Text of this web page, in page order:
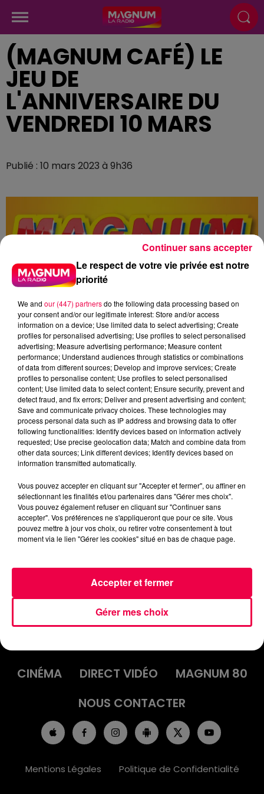
(MAGNUM CAFÉ) LE
JEU DE
L'ANNIVERSAIRE DU
VENDREDI 10 MARS
Publié : 10 mars 2023 à 9h36
Flash infos
Crédit :Flash infos
podcasts/2023/03/20230310-ANNIVERSAIRES.mp3
INFOS
EMISSIONS
CINÉMA
DIRECT VIDÉO
MAGNUM 80
NOUS CONTACTER
Mentions Légales Politique de Confidentialité
Le respect de votre vie privée est notre
priorité
We and our (447) partnersdo the following data processing based on
your consent and/or our legitimate interest: Store and/or access
information on a device; Use limited data to select advertising; Create
profiles for personalised advertising; Use profiles to select personalised
advertising; Measure advertising performance; Measure content
performance; Understand audiences through statistics or combinations
of data from different sources; Develop and improve services; Create
profiles to personalise content; Use profiles to select personalised
content; Use limited data to select content; Ensure security, prevent and
detect fraud, and fix errors; Deliver and present advertising and content;
Save and communicate privacy choices. These technologies may
process personal data such as IP address and browsing data to offer
following functionalities: Identify devices based on information actively
requested; Use precise geolocation data; Match and combine data from
other data sources; Link different devices; Identify devices based on
information transmitted automatically.
Vous pouvez accepter en cliquant sur "Accepter et fermer", ou affiner en
sélectionnant les finalités et/ou partenaires dans "Gérer mes choix".
Vous pouvez également refuser en cliquant sur "Continuer sans
accepter". Vos préférences ne s'appliqueront que pour ce site. Vous
pouvez mettre à jour vos choix, ou retirer votre consentement à tout
moment via le lien "Gérer les cookies" situé en bas de chaque page.
Gérer mes choix
Accepter et fermer
Continuer sans accepter